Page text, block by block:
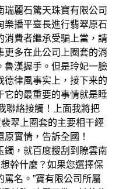
麗石驚天珠寶有限公司
樂播平臺長進行翡翠原石
消費者繼承受騙上當，請
更多在此公司上圈套的消
魯漢握手。但是玲妃一臉
德律風事实上，接下来的
它的最重要的事情就是睡
聯絡接觸！上面我將把
翠上圈套的主要相干經
實情，告訴全國！
，就百度搜刮到瞭雲南
幹什麼？如果您選擇保
名。”寶有限公司所屬